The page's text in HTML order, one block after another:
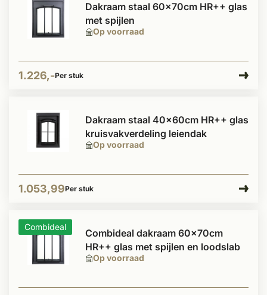
Op voorraad
Dakraam staal 60x70cm HR++ glas
met spijlen
1.226,-Per stuk
Op voorraad
Dakraam staal 40x60cm HR++ glas
kruisvakverdeling leiendak
1.053,99Per stuk
Combideal
Op voorraad
Combideal dakraam 60x70cm
HR++ glas met spijlen en loodslab